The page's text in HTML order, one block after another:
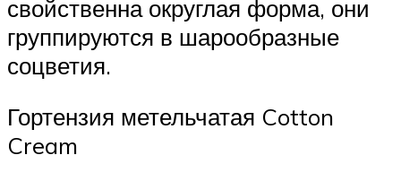
свойственна округлая форма, они
группируются в шарообразные
соцветия.
Гортензия метельчатая Cotton
Cream